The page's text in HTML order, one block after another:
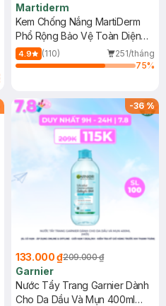
Martiderm
Kem Chống Nắng MartiDerm
Phổ Rộng Bảo Vệ Toàn Diện
40ml
4.9 (110)
251/tháng
75%
-36%
133.000 ₫209.000 ₫
Garnier
Nước Tẩy Trang Garnier Dành
Cho Da Dầu Và Mụn 400ml